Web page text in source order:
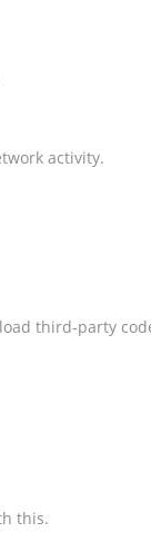
activity.
third-party
this.